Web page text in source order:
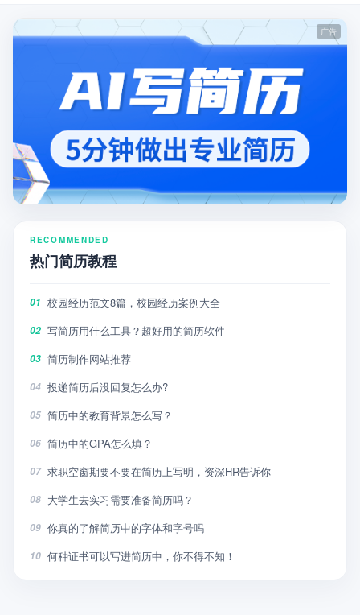
RECOMMENDED
热门简历教程
01 校园经历范文8篇，校园经历案例大全
02 写简历用什么工具？超好用的简历软件
03 简历制作网站推荐
04 投递简历后没回复怎么办?
05 简历中的教育背景怎么写？
06 简历中的GPA怎么填？
07 求职空窗期要不要在简历上写明，资深HR告诉你
08 大学生去实习需要准备简历吗？
09 你真的了解简历中的字体和字号吗
10 何种证书可以写进简历中，你不得不知！